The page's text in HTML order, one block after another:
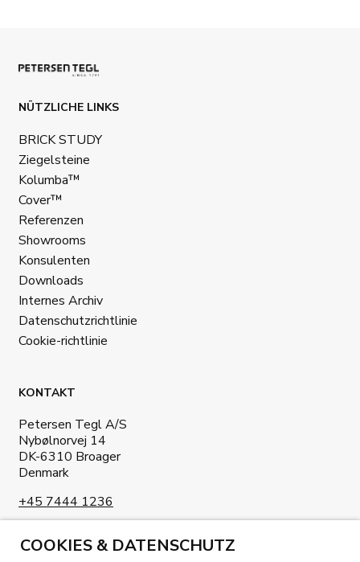
COOKIES & DATENSCHUTZ
NÜTZLICHE LINKS
BRICK STUDY
Ziegelsteine
Kolumba™
Cover™
Referenzen
Showrooms
Konsulenten
Downloads
Internes Archiv
Datenschutzrichtlinie
Cookie-richtlinie
KONTAKT
Petersen Tegl A/S
Nybølnorvej 14
DK-6310 Broager
Denmark
+45 7444 1236